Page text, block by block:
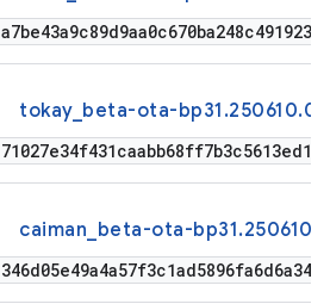
tokay_beta-ota-
caiman_beta-ota-